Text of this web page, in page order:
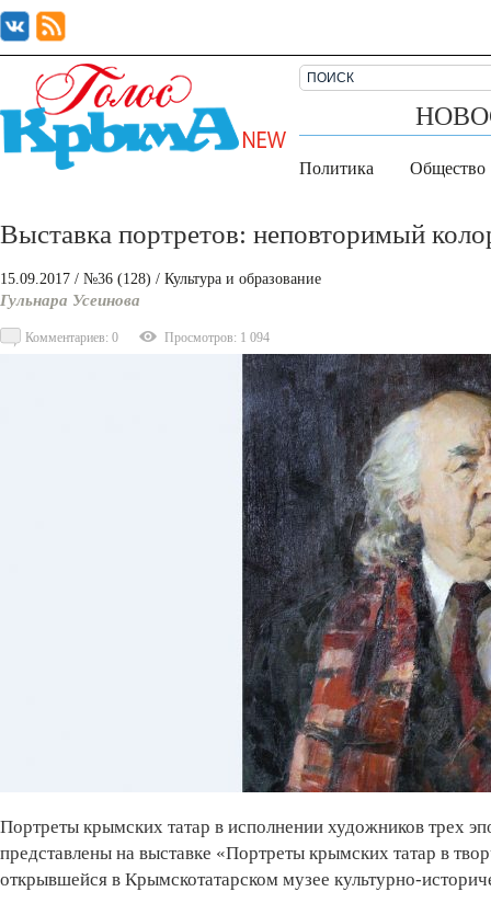
Политика Общество
Выставка портретов: неповторимый
15.09.2017 / №36 (128) / Культура и образование
Гульнара Усеинова
Комментариев: 0 Просмотров: 1 094
Портреты крымских татар в исполнении художников трех
представлены на выставке «Портреты крымских татар в
открывшейся в Крымскотатарском музее культурно-